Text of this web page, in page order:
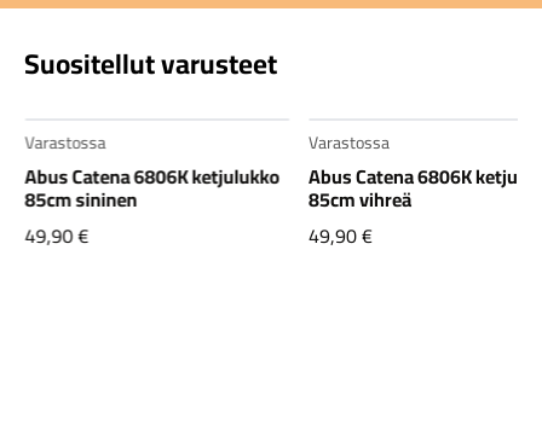
Suositellut varusteet
Varastossa
Abus Catena 6806K ketjulukko
85cm sininen
49,90€
Varastossa
Abus Catena 6806K
85cm vihreä
49,90€